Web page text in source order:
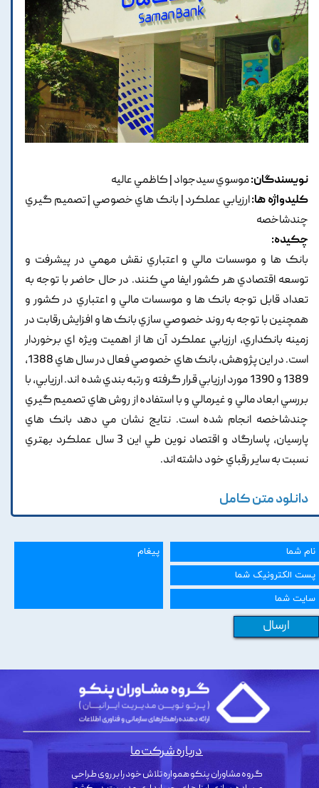
نویسندگان:موسوي سيدجواد | کاظمي عاليه
کلیدواژه ها:ارزيابي عملکرد | بانک هاي خصوصي | تصميم گيري
چندشاخصه
چکیده:
بانک ها و موسسات مالي و اعتباري نقش مهمي در پيشرفت و
توسعه اقتصادي هر کشور ايفا مي کنند. در حال حاضر با توجه به
تعداد قابل توجه بانک ها و موسسات مالي و اعتباري در کشور و
همچنين با توجه به روند خصوصي سازي بانک ها و افزايش رقابت در
زمينه بانکداري, ارزيابي عملکرد آن ها از اهميت ويژه اي برخوردار
است. در اين پژوهش, بانک هاي خصوصي فعال در سال هاي 1388,
1389 و 1390 مورد ارزيابي قرار گرفته و رتبه بندي شده اند. ارزيابي, با
بررسي ابعاد مالي و غيرمالي و با استفاده از روش هاي تصميم گيري
چندشاخصه انجام شده است. نتايج نشان مي دهد بانک هاي
پارسيان, پاسارگاد و اقتصاد نوين طي اين 3 سال عملکرد بهتري
نسبت به ساير رقباي خود داشته اند.
دانلود متن کامل
ارسال
گروه مشاوران پنکو همواره تلاش خود را بر روی طراحی
درباره شرکت ما